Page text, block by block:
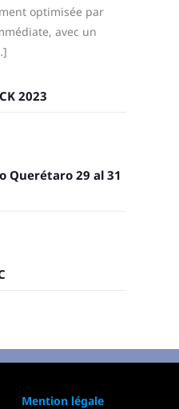
optimisée par
avec un
2023
Querétaro 29 al 31
Mention légale